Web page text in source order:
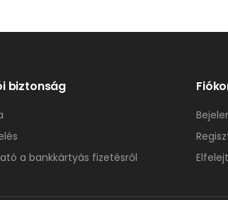
biztonság
a bankkártyás fizetésről